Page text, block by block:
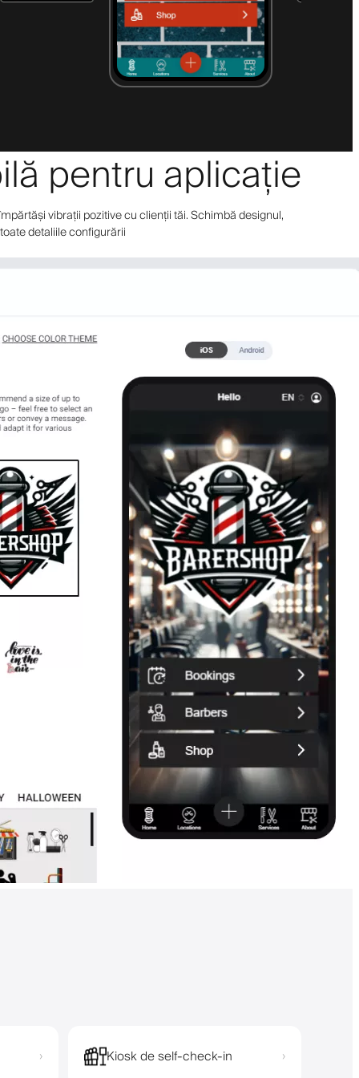
pentru aplicație
vibrații pozitive cu clienții tăi. Schimbă designul,
detaliile configurării
› Kiosk de self-check-in ›